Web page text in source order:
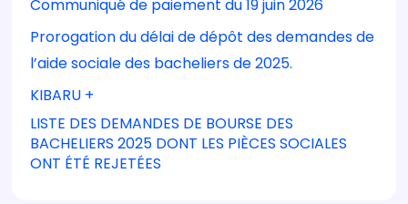
Communiqué de paiement du 19 juin 2026
Prorogation du délai de dépôt des demandes de
l’aide sociale des bacheliers de 2025.
KIBARU +
LISTE DES DEMANDES DE BOURSE DES
BACHELIERS 2025 DONT LES PIÈCES SOCIALES
ONT ÉTÉ REJETÉES